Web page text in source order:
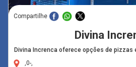
Compartilhe
Divina
Divina Increnca oferece opções de pizzas
,0-,